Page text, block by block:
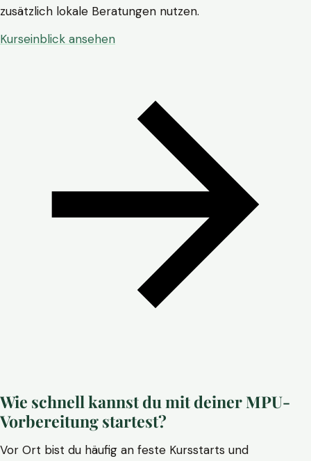
zusätzlich lokale Beratungen nutzen.
Kurseinblick ansehen
Wie schnell kannst du mit deiner MPU-
Vorbereitung startest?
Vor Ort bist du häufig an feste Kursstarts und